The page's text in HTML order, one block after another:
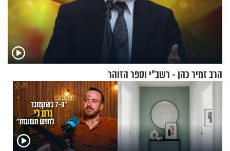
הרב זמיר כהן - רשב"י וספר הזוהר